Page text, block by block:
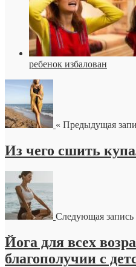
ребенок избалован
« Предыдущая
Из чего сшить
Следующая запись
Йога для всех
благополучии с